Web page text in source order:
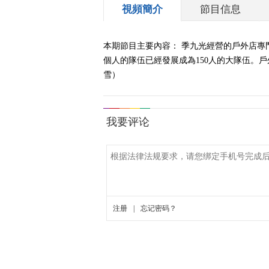
視頻簡介 節目信息
本期節目主要內容： 季九光經營的戶外店
個人的隊伍已經發展成為150人的大隊伍。
雪）